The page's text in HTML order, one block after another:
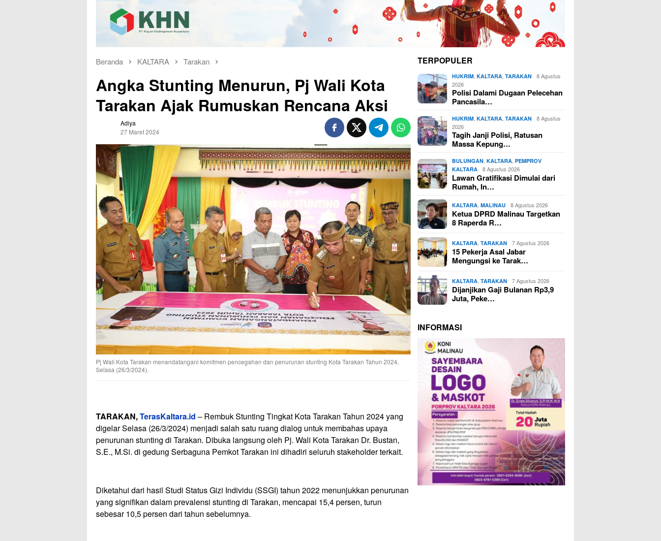
Beranda KALTARA Tarakan
Angka Stunting Menurun, Pj Wali Kota
Tarakan Ajak Rumuskan Rencana Aksi
Adiya
27 Maret 2024
Pj Wali Kota Tarakan menandatangani komitmen pencegahan dan penurunan stunting Kota Tarakan Tahun 2024,
Selasa (26/3/2024).
TARAKAN,TerasKaltara.id – Rembuk Stunting Tingkat Kota Tarakan Tahun 2024 yang
digelar Selasa (26/3/2024) menjadi salah satu ruang dialog untuk membahas upaya
penurunan stunting di Tarakan. Dibuka langsung oleh Pj. Wali Kota Tarakan Dr. Bustan,
S.E., M.Si. di gedung Serbaguna Pemkot Tarakan ini dihadiri seluruh stakeholder terkait.
Diketahui dari hasil Studi Status Gizi Individu (SSGI) tahun 2022 menunjukkan penurunan
yang signifikan dalam prevalensi stunting di Tarakan, mencapai 15,4 persen, turun
sebesar 10,5 persen dari tahun sebelumnya.
TERPOPULER
HUKRIM ,KALTARA ,TARAKAN
8 Agustus
2026
Polisi Dalami Dugaan Pelecehan
Pancasila…
HUKRIM ,KALTARA ,TARAKAN
8 Agustus
2026
Tagih Janji Polisi, Ratusan
Massa Kepung…
BULUNGAN ,KALTARA ,PEMPROV
KALTARA
8 Agustus 2026
Lawan Gratifikasi Dimulai dari
Rumah, In…
KALTARA ,MALINAU 8 Agustus 2026
Ketua DPRD Malinau Targetkan
8 Raperda R…
KALTARA ,TARAKAN 7 Agustus 2026
15 Pekerja Asal Jabar
Mengungsi ke Tarak…
KALTARA ,TARAKAN 7 Agustus 2026
Dijanjikan Gaji Bulanan Rp3,9
Juta, Peke…
INFORMASI